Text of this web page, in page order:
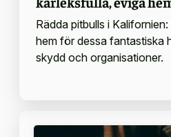
Rädda pitbulls i
hem för dessa fantastiska
skydd och organisationer.